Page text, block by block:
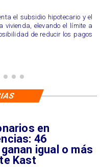
el subsidio hipotecario y el
elevando el límite a
de reducir los pagos
en
46
igual o más
Kast